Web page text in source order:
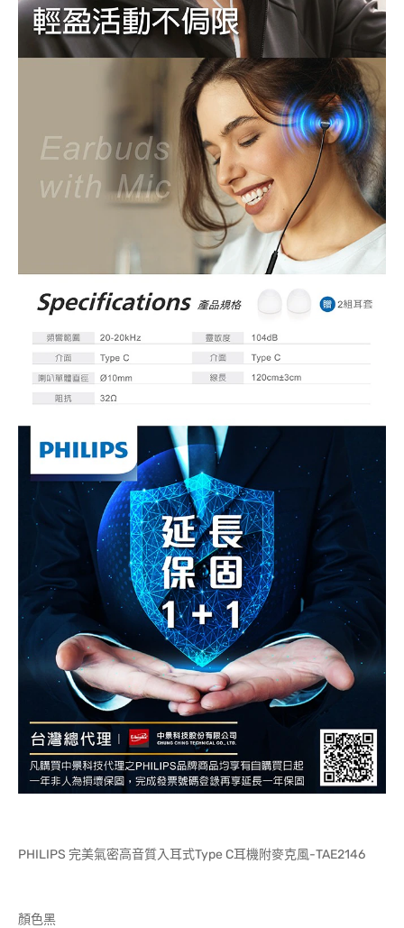
PHILIPS 完美氣密高音質入耳式Type C耳機附麥克風-TAE2146
顏色黑